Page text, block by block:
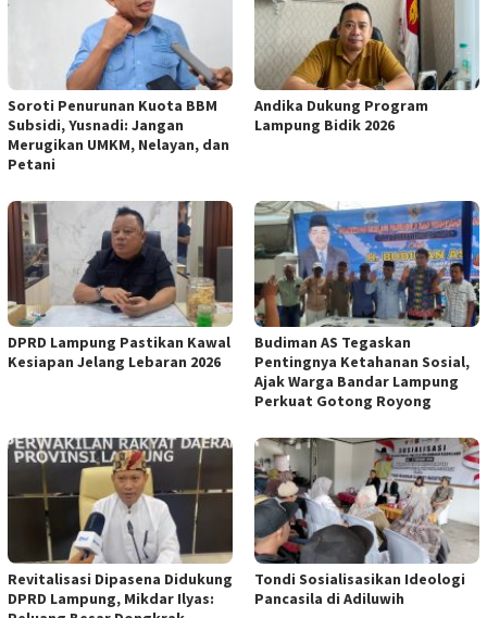
Soroti Penurunan Kuota BBM
Subsidi, Yusnadi: Jangan
Merugikan UMKM, Nelayan, dan
Petani
Andika Dukung Program
Lampung Bidik 2026
DPRD Lampung Pastikan Kawal
Kesiapan Jelang Lebaran 2026
Budiman AS Tegaskan
Pentingnya Ketahanan Sosial,
Ajak Warga Bandar Lampung
Perkuat Gotong Royong
Revitalisasi Dipasena Didukung
DPRD Lampung, Mikdar Ilyas:
Tondi Sosialisasikan Ideologi
Pancasila di Adiluwih